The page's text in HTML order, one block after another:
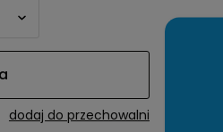
dodaj do przechowalni